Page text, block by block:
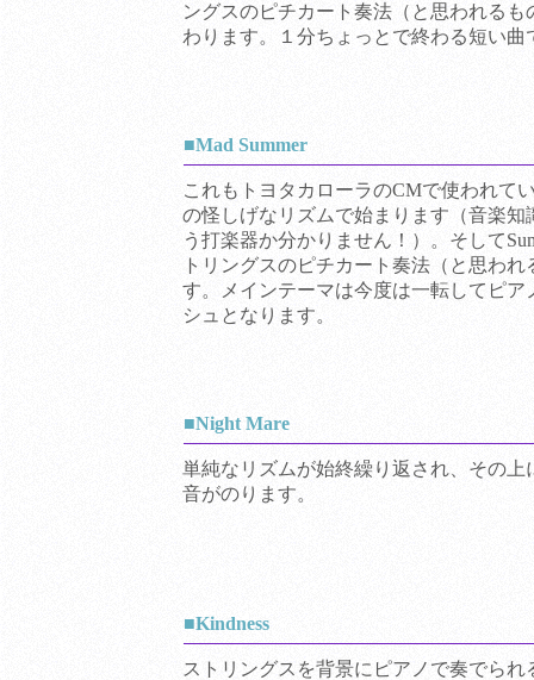
ングスのピチカート奏法（と思われる
わります。１分ちょっとで終わる短い曲
■Mad Summer
これもトヨタカローラのCMで使われて
の怪しげなリズムで始まります（音楽知
う打楽器か分かりません！）。そして
トリングスのピチカート奏法（と思わ
す。メインテーマは今度は一転してピア
シュとなります。
■Night Mare
単純なリズムが始終繰り返され、その上
音がのります。
■Kindness
ストリングスを背景にピアノで奏でられ